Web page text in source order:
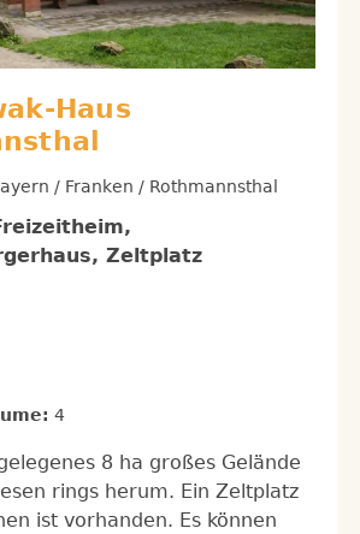
Haus
/ Franken / Rothmannsthal
Zeltplatz
4
8 ha großes Gelände
rings herum. Ein Zeltplatz
ist vorhanden. Es können